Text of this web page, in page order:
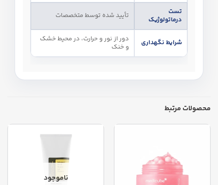
تست
درماتولوژیک
تأیید شده توسط متخصصات
شرایط نگهداری
دور از نور و حرارت، در محیط خشک
و خنک
محصولات مرتبط
ناموجود